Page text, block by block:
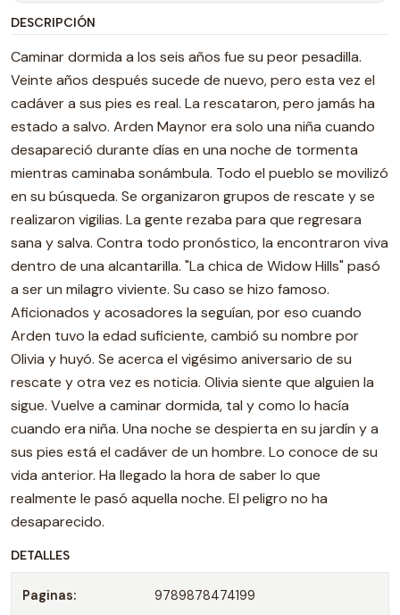
DESCRIPCIÓN
Caminar dormida a los seis años fue su peor pesadilla.
Veinte años después sucede de nuevo, pero esta vez el
cadáver a sus pies es real. La rescataron, pero jamás ha
estado a salvo. Arden Maynor era solo una niña cuando
desapareció durante días en una noche de tormenta
mientras caminaba sonámbula. Todo el pueblo se movilizó
en su búsqueda. Se organizaron grupos de rescate y se
realizaron vigilias. La gente rezaba para que regresara
sana y salva. Contra todo pronóstico, la encontraron viva
dentro de una alcantarilla. "La chica de Widow Hills" pasó
a ser un milagro viviente. Su caso se hizo famoso.
Aficionados y acosadores la seguían, por eso cuando
Arden tuvo la edad suficiente, cambió su nombre por
Olivia y huyó. Se acerca el vigésimo aniversario de su
rescate y otra vez es noticia. Olivia siente que alguien la
sigue. Vuelve a caminar dormida, tal y como lo hacía
cuando era niña. Una noche se despierta en su jardín y a
sus pies está el cadáver de un hombre. Lo conoce de su
vida anterior. Ha llegado la hora de saber lo que
realmente le pasó aquella noche. El peligro no ha
desaparecido.
DETALLES
Paginas: 9789878474199